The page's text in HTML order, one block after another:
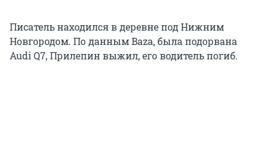
Писатель находился в деревне под Нижним
Новгородом. По данным Baza, была подорвана
Audi Q7, Прилепин выжил, его водитель погиб.